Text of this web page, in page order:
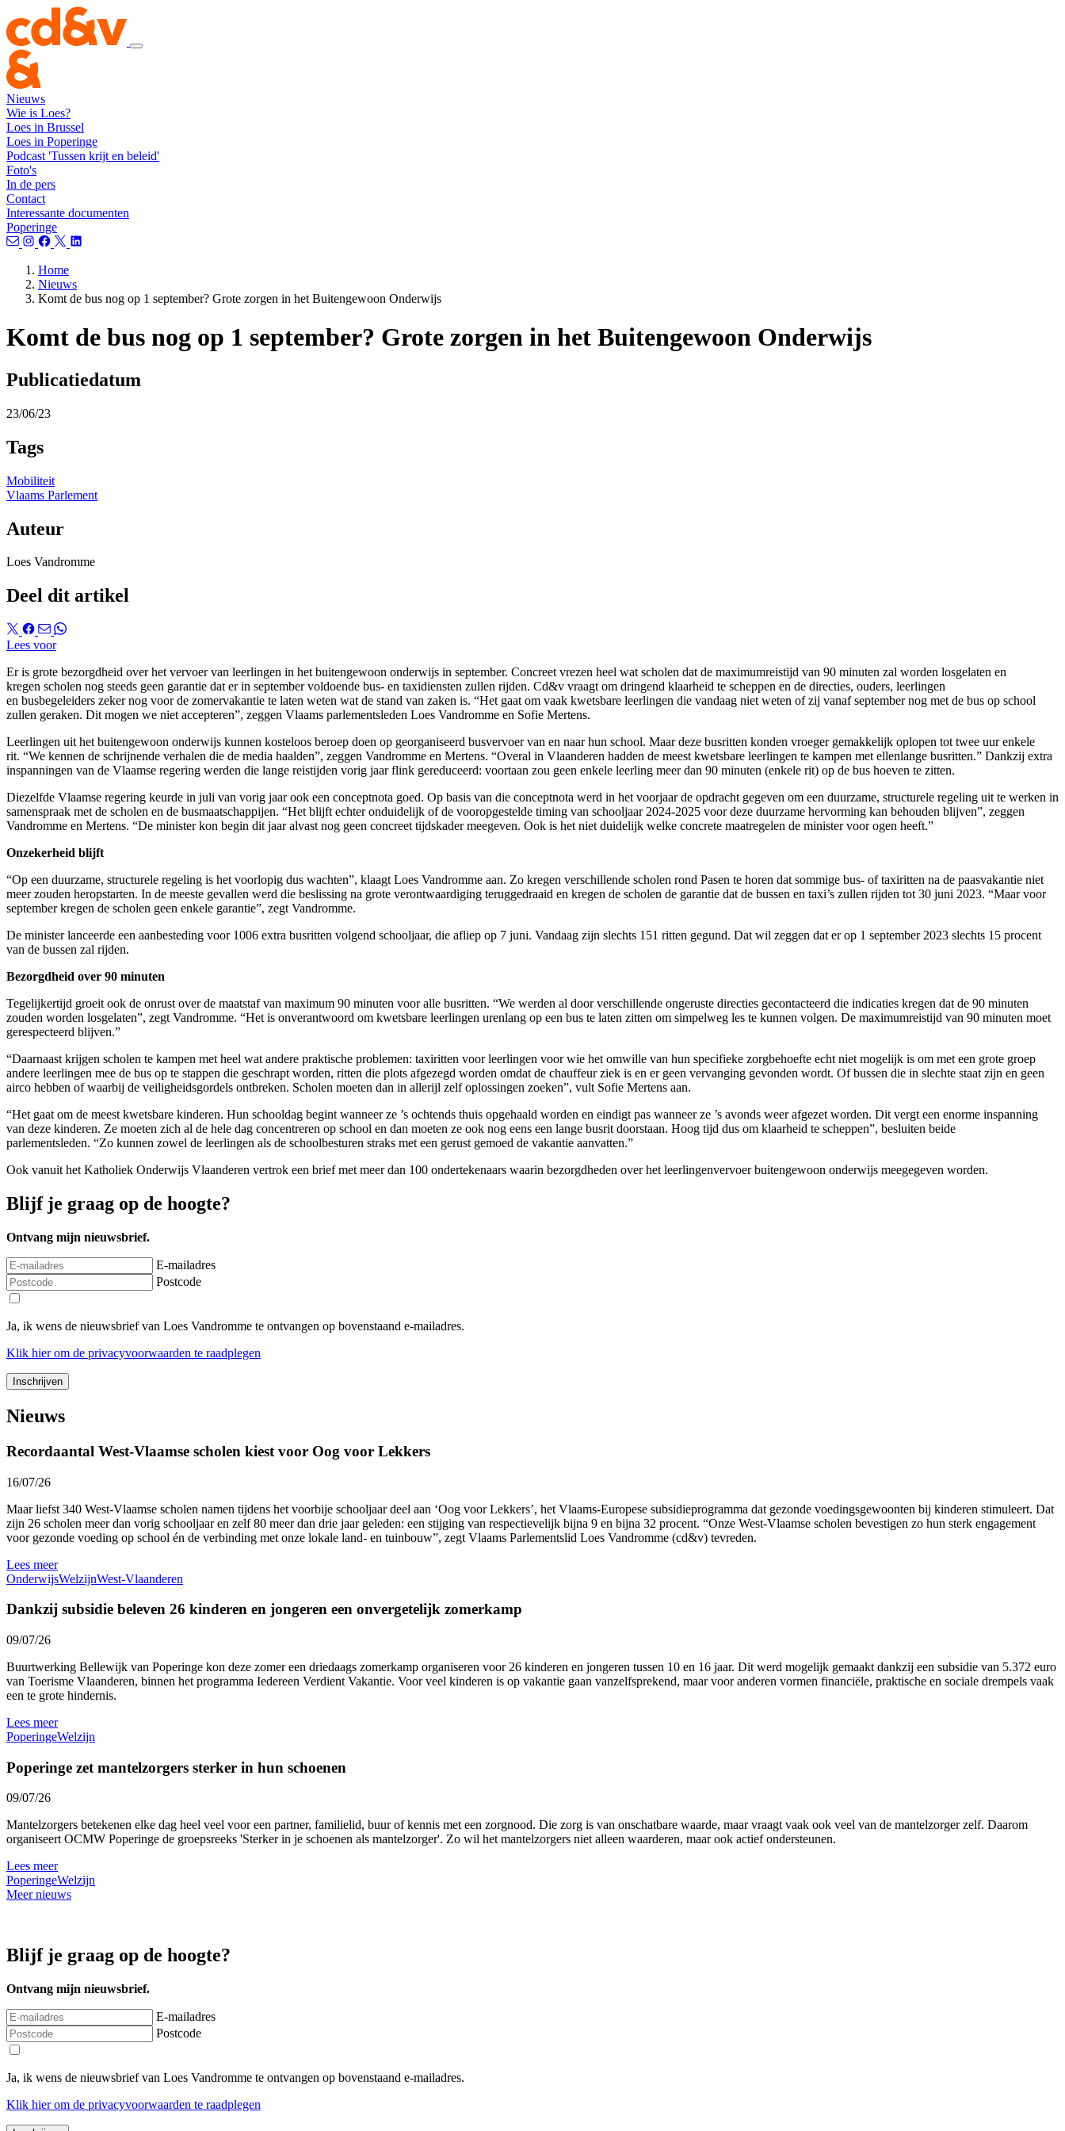
Nieuws
Wie is Loes?
Loes in Brussel
Loes in Poperinge
Podcast 'Tussen krijt en beleid'
Foto's
In de pers
Contact
Interessante documenten
Poperinge
Home
Nieuws
Komt de bus nog op 1 september? Grote zorgen in het Buitengewoon Onderwijs
Komt de bus nog op 1 september? Grote zorgen in het Buitengewoon Onderwijs
Publicatiedatum
23/06/23
Tags
Mobiliteit
Vlaams Parlement
Auteur
Loes Vandromme
Deel dit artikel
Lees voor
Er is grote bezorgdheid over het vervoer van leerlingen in het buitengewoon onderwijs in september. Concreet vrezen heel wat scholen dat de maximumreistijd van 90 minuten zal worden losgelaten en
kregen scholen nog steeds geen garantie dat er in september voldoende bus- en taxidiensten zullen rijden. Cd&v vraagt om dringend klaarheid te scheppen en de directies, ouders, leerlingen
en busbegeleiders zeker nog voor de zomervakantie te laten weten wat de stand van zaken is. “Het gaat om vaak kwetsbare leerlingen die vandaag niet weten of zij vanaf september nog met de bus op school
zullen geraken. Dit mogen we niet accepteren”, zeggen Vlaams parlementsleden Loes Vandromme en Sofie Mertens.
Leerlingen uit het buitengewoon onderwijs kunnen kosteloos beroep doen op georganiseerd busvervoer van en naar hun school. Maar deze busritten konden vroeger gemakkelijk oplopen tot twee uur enkele
rit. “We kennen de schrijnende verhalen die de media haalden”, zeggen Vandromme en Mertens. “Overal in Vlaanderen hadden de meest kwetsbare leerlingen te kampen met ellenlange busritten.” Dankzij extra
inspanningen van de Vlaamse regering werden die lange reistijden vorig jaar flink gereduceerd: voortaan zou geen enkele leerling meer dan 90 minuten (enkele rit) op de bus hoeven te zitten.
Diezelfde Vlaamse regering keurde in juli van vorig jaar ook een conceptnota goed. Op basis van die conceptnota werd in het voorjaar de opdracht gegeven om een duurzame, structurele regeling uit te werken in
samenspraak met de scholen en de busmaatschappijen. “Het blijft echter onduidelijk of de vooropgestelde timing van schooljaar 2024-2025 voor deze duurzame hervorming kan behouden blijven”, zeggen
Vandromme en Mertens. “De minister kon begin dit jaar alvast nog geen concreet tijdskader meegeven. Ook is het niet duidelijk welke concrete maatregelen de minister voor ogen heeft.”
Onzekerheid blijft
“Op een duurzame, structurele regeling is het voorlopig dus wachten”, klaagt Loes Vandromme aan. Zo kregen verschillende scholen rond Pasen te horen dat sommige bus- of taxiritten na de paasvakantie niet
meer zouden heropstarten. In de meeste gevallen werd die beslissing na grote verontwaardiging teruggedraaid en kregen de scholen de garantie dat de bussen en taxi’s zullen rijden tot 30 juni 2023. “Maar voor
september kregen de scholen geen enkele garantie”, zegt Vandromme.
De minister lanceerde een aanbesteding voor 1006 extra busritten volgend schooljaar, die afliep op 7 juni. Vandaag zijn slechts 151 ritten gegund. Dat wil zeggen dat er op 1 september 2023 slechts 15 procent
van de bussen zal rijden.
Bezorgdheid over 90 minuten
Tegelijkertijd groeit ook de onrust over de maatstaf van maximum 90 minuten voor alle busritten. “We werden al door verschillende ongeruste directies gecontacteerd die indicaties kregen dat de 90 minuten
zouden worden losgelaten”, zegt Vandromme. “Het is onverantwoord om kwetsbare leerlingen urenlang op een bus te laten zitten om simpelweg les te kunnen volgen. De maximumreistijd van 90 minuten moet
gerespecteerd blijven.”
“Daarnaast krijgen scholen te kampen met heel wat andere praktische problemen: taxiritten voor leerlingen voor wie het omwille van hun specifieke zorgbehoefte echt niet mogelijk is om met een grote groep
andere leerlingen mee de bus op te stappen die geschrapt worden, ritten die plots afgezegd worden omdat de chauffeur ziek is en er geen vervanging gevonden wordt. Of bussen die in slechte staat zijn en geen
airco hebben of waarbij de veiligheidsgordels ontbreken. Scholen moeten dan in allerijl zelf oplossingen zoeken”, vult Sofie Mertens aan.
“Het gaat om de meest kwetsbare kinderen. Hun schooldag begint wanneer ze ’s ochtends thuis opgehaald worden en eindigt pas wanneer ze ’s avonds weer afgezet worden. Dit vergt een enorme inspanning
van deze kinderen. Ze moeten zich al de hele dag concentreren op school en dan moeten ze ook nog eens een lange busrit doorstaan. Hoog tijd dus om klaarheid te scheppen”, besluiten beide
parlementsleden. “Zo kunnen zowel de leerlingen als de schoolbesturen straks met een gerust gemoed de vakantie aanvatten.”
Ook vanuit het Katholiek Onderwijs Vlaanderen vertrok een brief met meer dan 100 ondertekenaars waarin bezorgdheden over het leerlingenvervoer buitengewoon onderwijs meegegeven worden.
Blijf je graag op de hoogte?
Ontvang mijn nieuwsbrief.
E-mailadres
Postcode
Ja, ik wens de nieuwsbrief van Loes Vandromme te ontvangen op bovenstaand e-mailadres.
Klik hierom de privacyvoorwaarden te raadplegen
Nieuws
Recordaantal West-Vlaamse scholen kiest voor Oog voor Lekkers
16/07/26
Maar liefst 340 West-Vlaamse scholen namen tijdens het voorbije schooljaar deel aan ‘Oog voor Lekkers’, het Vlaams-Europese subsidieprogramma dat gezonde voedingsgewoonten bij kinderen stimuleert. Dat
zijn 26 scholen meer dan vorig schooljaar en zelf 80 meer dan drie jaar geleden: een stijging van respectievelijk bijna 9 en bijna 32 procent. “Onze West-Vlaamse scholen bevestigen zo hun sterk engagement
voor gezonde voeding op school én de verbinding met onze lokale land- en tuinbouw”, zegt Vlaams Parlementslid Loes Vandromme (cd&v) tevreden.
Lees meer
OnderwijsWelzijnWest-Vlaanderen
Dankzij subsidie beleven 26 kinderen en jongeren een onvergetelijk zomerkamp
09/07/26
Buurtwerking Bellewijk van Poperinge kon deze zomer een driedaags zomerkamp organiseren voor 26 kinderen en jongeren tussen 10 en 16 jaar. Dit werd mogelijk gemaakt dankzij een subsidie van 5.372 euro
van Toerisme Vlaanderen, binnen het programma Iedereen Verdient Vakantie. Voor veel kinderen is op vakantie gaan vanzelfsprekend, maar voor anderen vormen financiële, praktische en sociale drempels vaak
een te grote hindernis.
Lees meer
PoperingeWelzijn
Poperinge zet mantelzorgers sterker in hun schoenen
09/07/26
Mantelzorgers betekenen elke dag heel veel voor een partner, familielid, buur of kennis met een zorgnood. Die zorg is van onschatbare waarde, maar vraagt vaak ook veel van de mantelzorger zelf. Daarom
organiseert OCMW Poperinge de groepsreeks 'Sterker in je schoenen als mantelzorger'. Zo wil het mantelzorgers niet alleen waarderen, maar ook actief ondersteunen.
Lees meer
PoperingeWelzijn
Meer nieuws
Blijf je graag op de hoogte?
Ontvang mijn nieuwsbrief.
E-mailadres
Postcode
Ja, ik wens de nieuwsbrief van Loes Vandromme te ontvangen op bovenstaand e-mailadres.
Klik hierom de privacyvoorwaarden te raadplegen